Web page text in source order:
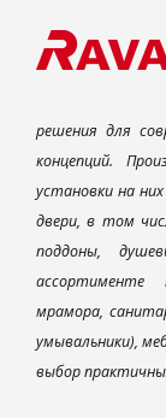
решения для
концепций.
установки на
двери, в том
поддоны,
мрамора,
умывальники),
выбор